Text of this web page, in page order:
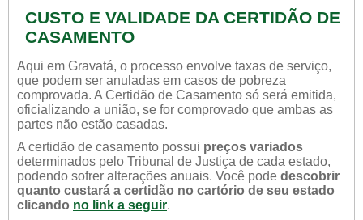
CUSTO E VALIDADE DA CERTIDÃO DE
CASAMENTO
Aqui em Gravatá, o processo envolve taxas de serviço,
que podem ser anuladas em casos de pobreza
comprovada. A Certidão de Casamento só será emitida,
oficializando a união, se for comprovado que ambas as
partes não estão casadas.
A certidão de casamento possui preços variados
determinados pelo Tribunal de Justiça de cada estado,
podendo sofrer alterações anuais. Você pode descobrir
quanto custará a certidão no cartório de seu estado
clicando no link a seguir.